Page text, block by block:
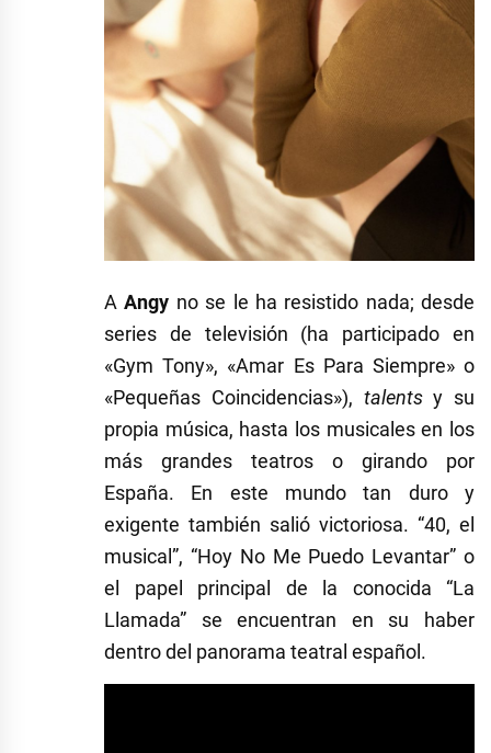
AAngy no se le ha resistido nada; desde
series de televisión (ha participado en
«Gym Tony», «Amar Es Para Siempre» o
«Pequeñas Coincidencias»), talentsy su
propia música, hasta los musicales en los
más grandes teatros o girando por
España. En este mundo tan duro y
exigente también salió victoriosa. “40, el
musical”, “Hoy No Me Puedo Levantar” o
el papel principal de la conocida “La
Llamada” se encuentran en su haber
dentro del panorama teatral español.